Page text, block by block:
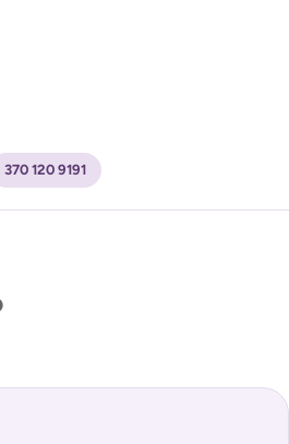
dei miei dati per ricevere
Policy)
370 120 9191